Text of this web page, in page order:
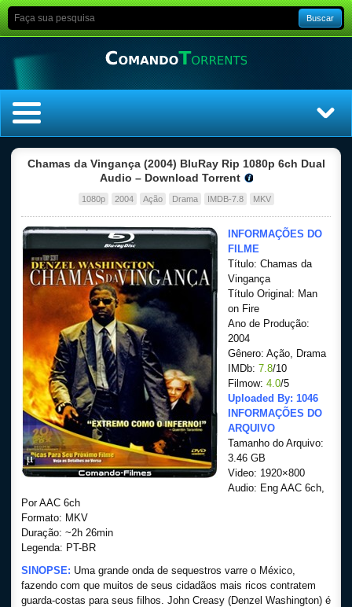
Buscar
Top Séries
Dublado
Legendado
Chamas da Vingança (2004) BluRay Rip 1080p 6ch Dual
Audio – Download Torrent
1080p 2004 Ação Drama IMDB-7.8 MKV
INFORMAÇÕES DO
FILME
Título: Chamas da
Vingança
Título Original: Man
on Fire
Ano de Produção:
2004
Gênero: Ação, Drama
IMDb: 7.8/10
Filmow: 4.0/5
Uploaded By: 1046
INFORMAÇÕES DO
ARQUIVO
Tamanho do Arquivo:
3.46 GB
Video: 1920×800
Audio: Eng AAC 6ch,
Por AAC 6ch
Formato: MKV
Duração: ~2h 26min
Legenda: PT-BR
SINOPSE: Uma grande onda de sequestros varre o México,
fazendo com que muitos de seus cidadãos mais ricos contratem
guarda-costas para seus filhos. John Creasy (Denzel Washington) é